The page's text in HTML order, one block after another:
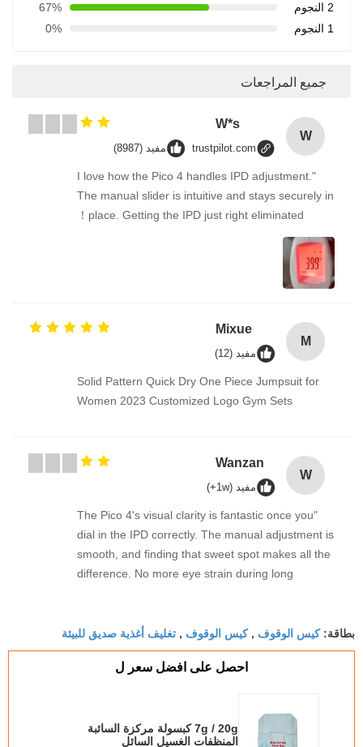
2 النجوم
67%
1 النجوم
0%
جميع المراجعات
W
W*s
trustpilot.com مفيد (8987)
"I love how the Pico 4 handles IPD adjustment.
The manual slider is intuitive and stays securely in
place. Getting the IPD just right eliminated！
M
Mixue
مفيد (12)
Solid Pattern Quick Dry One Piece Jumpsuit for
Women 2023 Customized Logo Gym Sets
W
Wanzan
مفيد (1w+)
"The Pico 4's visual clarity is fantastic once you
dial in the IPD correctly. The manual adjustment is
smooth, and finding that sweet spot makes all the
difference. No more eye strain during long
fantastic once you dial in the IPD correctly. The
manual adjustment is smooth, and finding that
sweet spot makes all the difference. No more eye
taking the time to set it up properly!""The Pico 4's
visual clarity is fantastic once you dial in the IPD
بطاقة:كيس الوقوف ,كيس الوقوف , تغليف أغذية صديق للبيئة
احصل على افضل سعر ل
7g / 20g كبسولة مركزة السائبة
المنظفات الغسيل السائل